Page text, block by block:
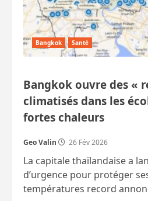
sent
!
Bangkok Santé
Bangkok ouvre des «
climatisés dans les
fortes chaleurs
Geo Valin 26 Fév 2026
La capitale thaïlandaise a
d’urgence pour protéger
températures record